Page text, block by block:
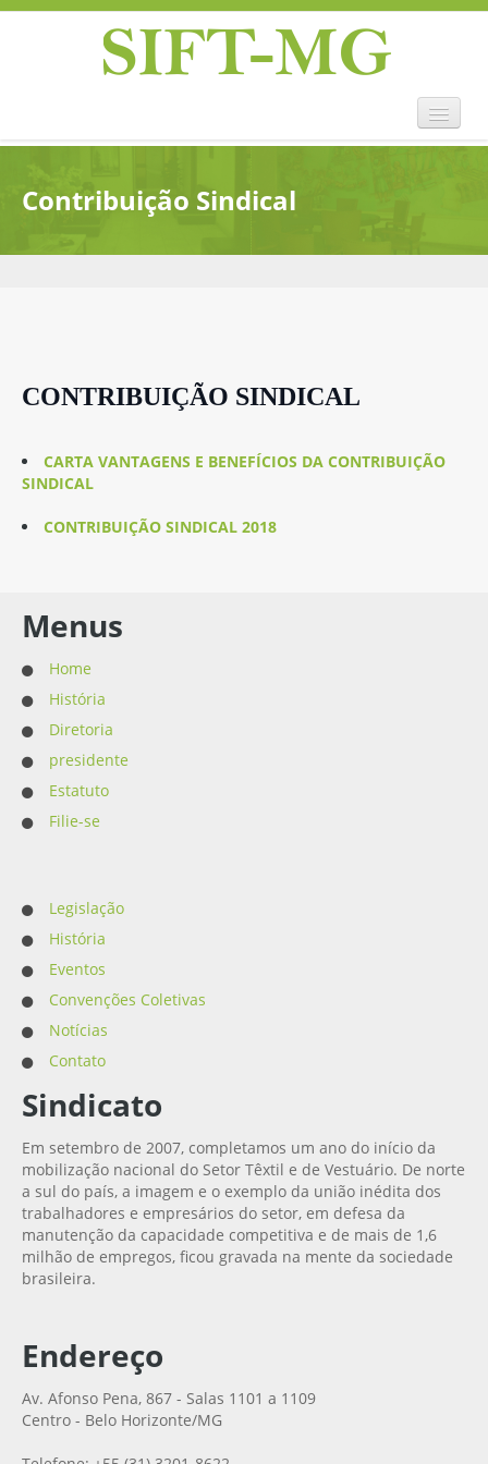
Sift-mg
Legislação
Contato
Contribuição Sindical
CONTRIBUIÇÃO SINDICAL
CARTA VANTAGENS E BENEFÍCIOS DA CONTRIBUIÇÃO
SINDICAL
CONTRIBUIÇÃO SINDICAL 2018
Menus
Home
História
Diretoria
presidente
Estatuto
Filie-se
Legislação
História
Eventos
Convenções Coletivas
Notícias
Contato
Sindicato
Em setembro de 2007, completamos um ano do início da
mobilização nacional do Setor Têxtil e de Vestuário. De norte
a sul do país, a imagem e o exemplo da união inédita dos
trabalhadores e empresários do setor, em defesa da
manutenção da capacidade competitiva e de mais de 1,6
milhão de empregos, ficou gravada na mente da sociedade
brasileira.
Endereço
Av. Afonso Pena, 867 - Salas 1101 a 1109
Centro - Belo Horizonte/MG